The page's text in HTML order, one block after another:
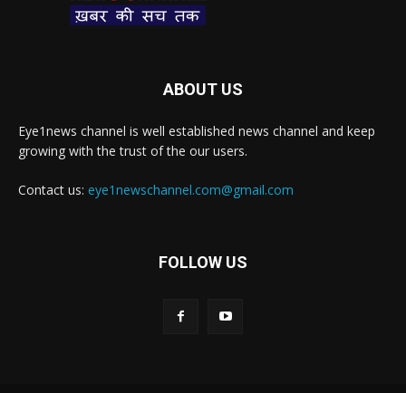
ABOUT US
Eye1news channel is well established news channel and keep
growing with the trust of the our users.
Contact us: eye1newschannel.com@gmail.com
FOLLOW US